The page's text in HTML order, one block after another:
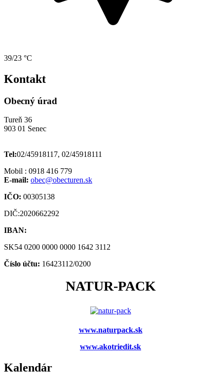
39/23 °C
Kontakt
Obecný úrad
Tureň 36
903 01 Senec
Tel:02/45918117, 02/45918111
Mobil : 0918 416 779
E-mail: obec@obecturen.sk
IČO: 00305138
DIČ:2020662292
IBAN:
SK54 0200 0000 0000 1642 3112
Číslo účtu: 16423112/0200
NATUR-PACK
www.naturpack.sk
www.akotriedit.sk
Kalendár